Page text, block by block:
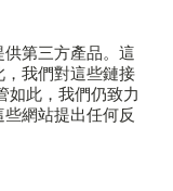
第三方產品。這
我們對這些鏈接
如此，我們仍致力
網站提出任何反